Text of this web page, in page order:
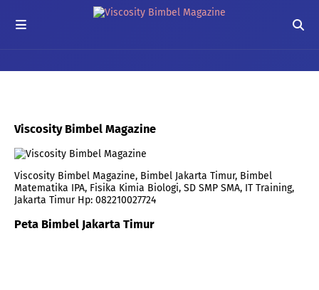
Viscosity Bimbel Magazine
Viscosity Bimbel Magazine, Bimbel Jakarta Timur, Bimbel
Matematika IPA, Fisika Kimia Biologi, SD SMP SMA, IT Training,
Jakarta Timur Hp: 082210027724
Peta Bimbel Jakarta Timur